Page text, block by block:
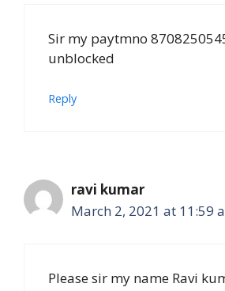
Sir my paytmno
unblocked
Reply
ravi kumar
March 2, 2021 at 11:59
Please sir my name Ravi